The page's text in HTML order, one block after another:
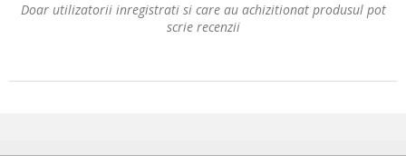
Doar utilizatorii inregistrati si care au achizitionat produsul pot
scrie recenzii